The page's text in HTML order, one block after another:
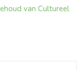
van Cultureel